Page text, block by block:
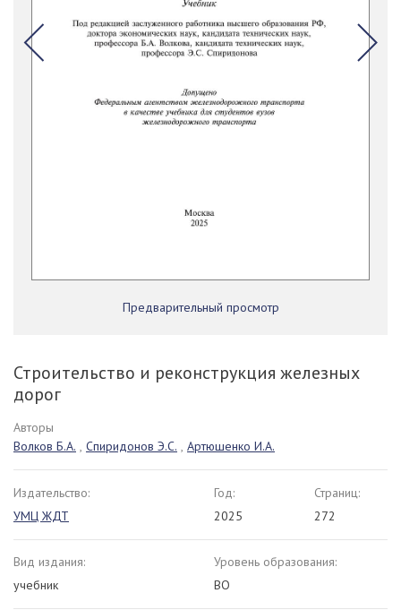
Предварительный просмотр
Строительство и реконструкция железных
дорог
Авторы
Волков Б.А.
Спиридонов Э.С. Артюшенко И.А.
Издательство:
УМЦ ЖДТ
Год:
2025
Страниц:
272
Вид издания:
учебник
Уровень образования:
ВО